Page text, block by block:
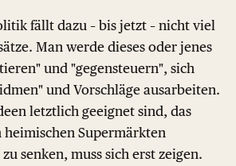
fällt dazu – bis jetzt – nicht viel
Man werde dieses oder jenes
und "gegensteuern", sich
und Vorschläge ausarbeiten.
letztlich geeignet sind, das
heimischen Supermärkten
senken, muss sich erst zeigen.